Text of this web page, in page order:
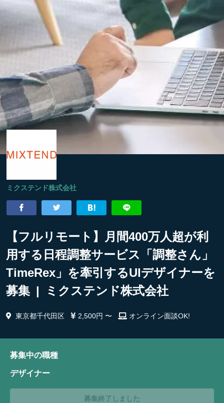
ミクステンド株式会社
【フルリモート】月間400万人超が利
用する日程調整サービス「調整さん」
TimeRex」を牽引するUIデザイナーを
募集 | ミクステンド株式会社
東京都千代田区 2,500円 〜 オンライン面談OK!
募集中の職種
デザイナー
募集終了しました